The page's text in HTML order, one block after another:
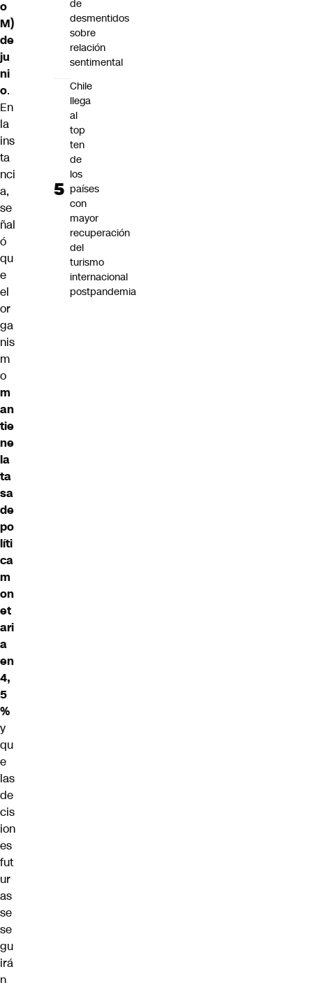
o
M)
de
ju
ni
o.
En
la
ins
ta
nci
a,
se
ñal
ó
qu
e
el
or
ga
nis
m
o
m
an
tie
ne
la
ta
sa
de
po
líti
ca
m
on
et
ari
a
en
4,
5
%
y
qu
e
las
de
cis
ion
es
fut
ur
as
se
se
gu
irá
n
de
desmentidos
sobre
relación
sentimental
Chile
llega
al
top
ten
de
los
países
con
mayor
recuperación
del
turismo
internacional
postpandemia